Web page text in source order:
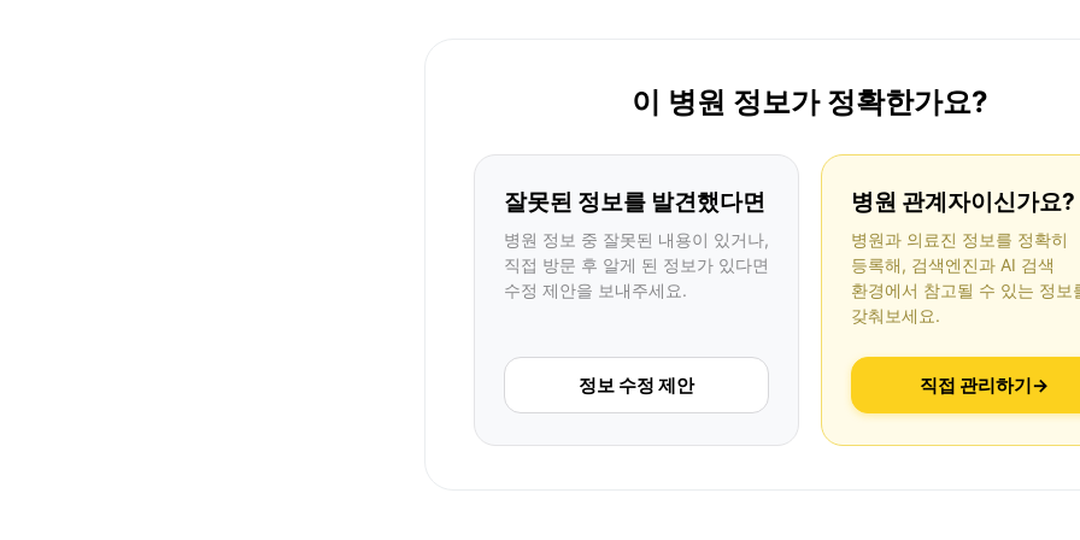
이 병원 정보가 정확한가요?
잘못된 정보를 발견했다면
병원 정보 중 잘못된 내용이 있거나,
직접 방문 후 알게 된 정보가 있다면
수정 제안을 보내주세요.
정보 수정 제안
병원 관계자이신가요?
병원과 의료진 정보를 정확히
등록해, 검색엔진과 AI 검색
환경에서 참고될 수 있는 정보
갖춰보세요.
직접 관리하기→